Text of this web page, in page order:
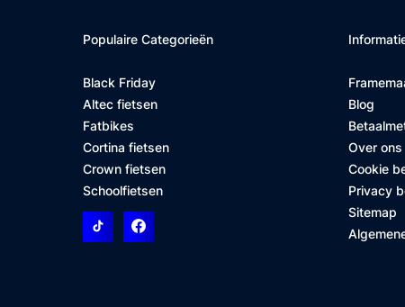
Populaire Categorieën
Black Friday
Altec fietsen
Fatbikes
Cortina fietsen
Crown fietsen
Schoolfietsen
Blog
Over ons
Cookie
Privacy
Sitemap